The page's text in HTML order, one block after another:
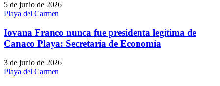
5 de junio de 2026
Playa del Carmen
Iovana Franco nunca fue presidenta legítima de
Canaco Playa: Secretaría de Economía
3 de junio de 2026
Playa del Carmen